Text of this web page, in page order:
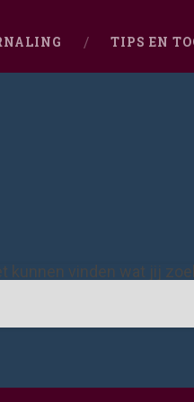
TIPS EN
kunnen vinden wat jij